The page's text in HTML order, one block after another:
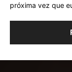
próxima vez que